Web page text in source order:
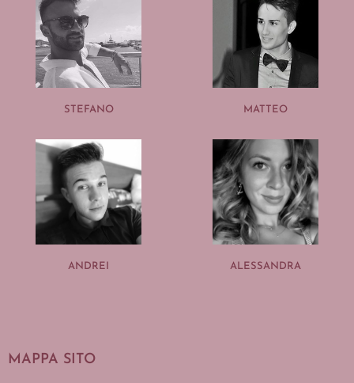
STEFANO MATTEO
ANDREI ALESSANDRA
MAPPA SITO